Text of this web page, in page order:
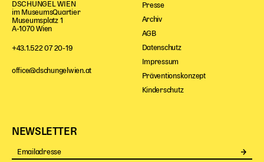
DSCHUNGEL WIEN
im MuseumsQuartier
Museumsplatz 1
A-1070 Wien
+43.1.522 07 20-19
office@dschungelwien.at
Presse
Archiv
AGB
Datenschutz
Impressum
Präventionskonzept
Kinderschutz
NEWSLETTER